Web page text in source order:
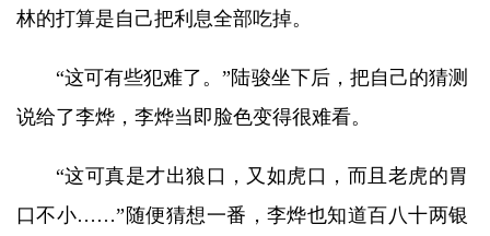
林的打算是自己把利息全部吃掉。
“这可有些犯难了。”陆骏坐下后，把自己的猜测
说给了李烨，李烨当即脸色变得很难看。
“这可真是才出狼口，又如虎口，而且老虎的胃
口不小……”随便猜想一番，李烨也知道百八十两银